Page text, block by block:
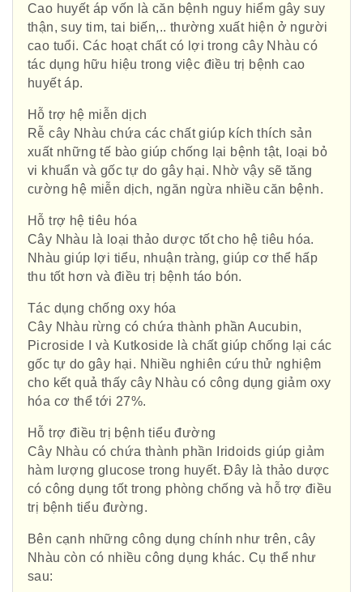
Cao huyết áp vốn là căn bệnh nguy hiểm gây suy
thận, suy tim, tai biến,.. thường xuất hiện ở người
cao tuổi. Các hoạt chất có lợi trong cây Nhàu có
tác dụng hữu hiệu trong việc điều trị bệnh cao
huyết áp.
Hỗ trợ hệ miễn dịch
Rễ cây Nhàu chứa các chất giúp kích thích sản
xuất những tế bào giúp chống lại bệnh tật, loại bỏ
vi khuẩn và gốc tự do gây hại. Nhờ vậy sẽ tăng
cường hệ miễn dịch, ngăn ngừa nhiều căn bệnh.
Hỗ trợ hệ tiêu hóa
Cây Nhàu là loại thảo dược tốt cho hệ tiêu hóa.
Nhàu giúp lợi tiểu, nhuận tràng, giúp cơ thể hấp
thu tốt hơn và điều trị bệnh táo bón.
Tác dụng chống oxy hóa
Cây Nhàu rừng có chứa thành phần Aucubin,
Picroside I và Kutkoside là chất giúp chống lại các
gốc tự do gây hại. Nhiều nghiên cứu thử nghiệm
cho kết quả thấy cây Nhàu có công dụng giảm oxy
hóa cơ thể tới 27%.
Hỗ trợ điều trị bệnh tiểu đường
Cây Nhàu có chứa thành phần Iridoids giúp giảm
hàm lượng glucose trong huyết. Đây là thảo dược
có công dụng tốt trong phòng chống và hỗ trợ điều
trị bệnh tiểu đường.
Bên cạnh những công dụng chính như trên, cây
Nhàu còn có nhiều công dụng khác. Cụ thể như
sau: